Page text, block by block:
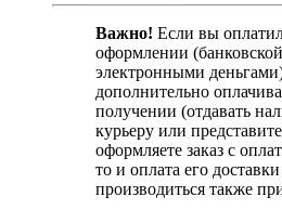
Важно! Если вы
оформлении
электронными
дополнительно
получении (отдавать
курьеру или
оформляете заказ с
то и оплата его доставки
производиться также